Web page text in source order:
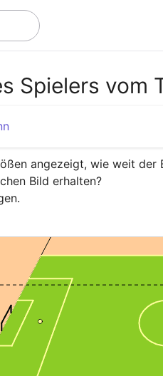
Spielers vom
angezeigt, wie weit
Bild erhalten?